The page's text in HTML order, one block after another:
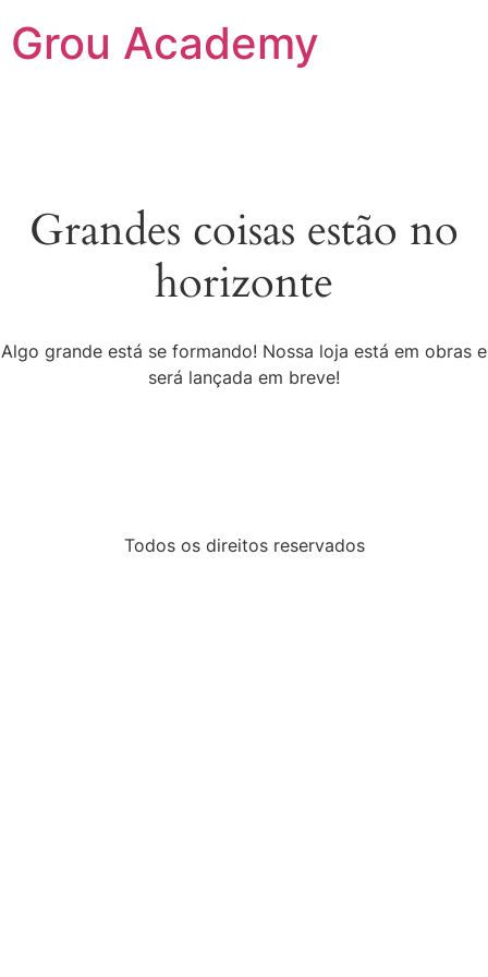
Grou Academy
Grandes coisas estão no
horizonte
Algo grande está se formando! Nossa loja está em obras e
será lançada em breve!
Todos os direitos reservados